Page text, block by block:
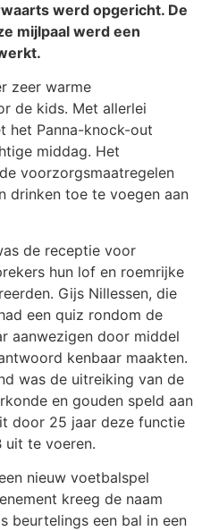
werd opgericht. De
mijlpaal werd een
zeer warme
de kids. Met allerlei
het Panna-knock-out
middag. Het
voorzorgsmaatregelen
drinken toe te voegen aan
de receptie voor
hun lof en roemrijke
Gijs Nillessen, die
een quiz rondom de
aanwezigen door middel
kenbaar maakten.
was de uitreiking van de
en gouden speld aan
door 25 jaar deze functie
uit te voeren.
nieuw voetbalspel
kreeg de naam
beurtelings een bal in een